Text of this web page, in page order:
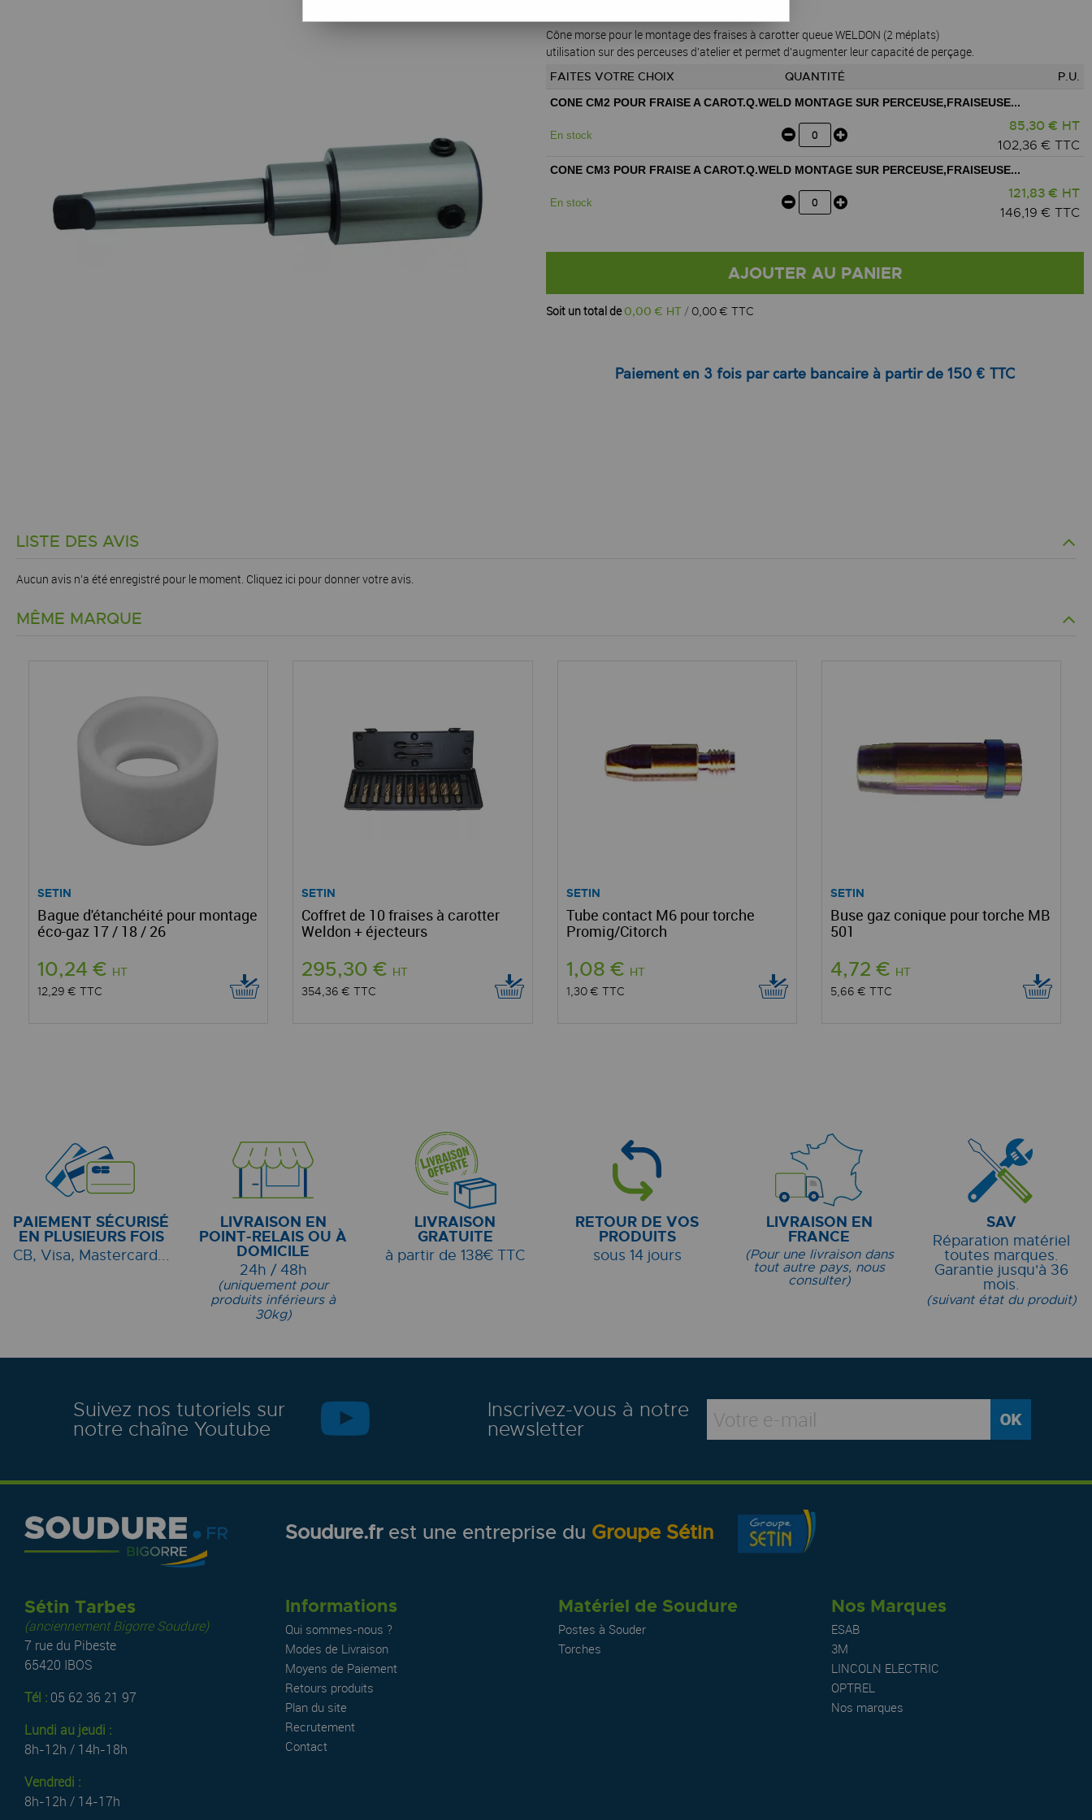
Réf. :4591
Cône morse pour le montage des fraises à carotter queue WELDON (2 méplats)
utilisation sur des perceuses d'atelier et permet d'augmenter leur capacité de perçage.
FAITES VOTRE CHOIX QUANTITÉ P.U.
CONE CM2 POUR FRAISE A CAROT.Q.WELD MONTAGE SUR PERCEUSE,FRAISEUSE...
En stock
85,30 € HT
102,36 € TTC
CONE CM3 POUR FRAISE A CAROT.Q.WELD MONTAGE SUR PERCEUSE,FRAISEUSE...
En stock
121,83 € HT
146,19 € TTC
AJOUTER AU PANIER
Soit un total de0,00 € HT 0,00€ TTC
Paiement en 3 fois par carte bancaire à partir de 150 € TTC
LISTE DES AVIS
Aucun avis n'a été enregistré pour le moment. Cliquez ici pour donner votre avis.
MÊME MARQUE
SETIN
Bague d'étanchéité pour montage
éco-gaz 17 / 18 / 26
10,24 € HT
12,29 € TTC
SETIN
Coffret de 10 fraises à carotter
Weldon + éjecteurs
295,30 € HT
354,36 €TTC
SETIN
Tube contact M6 pour torche
Promig/Citorch
1,08 € HT
1,30 € TTC
SETIN
Buse gaz conique pour torche MB
501
4,72 € HT
5,66 € TTC
PAIEMENT SÉCURISÉ
EN PLUSIEURS FOIS
CB, Visa, Mastercard...
LIVRAISON EN
POINT-RELAIS OU À
DOMICILE
24h / 48h
(uniquement pour
produits inférieurs à
30kg)
LIVRAISON
GRATUITE
à partir de 138€ TTC
RETOUR DE VOS
PRODUITS
sous 14 jours
LIVRAISON EN
FRANCE
(Pour une livraison dans
tout autre pays, nous
consulter)
SAV
Réparation matériel
toutes marques.
Garantie jusqu'à 36
mois.
(suivant état du produit)
Suivez nos tutoriels sur
notre chaîne Youtube
Inscrivez-vous à notre
newsletter
Soudure.frest une entreprise du Groupe Sétin
Sétin Tarbes
(anciennement Bigorre Soudure)
7 rue du Pibeste
65420 IBOS
Tél : 05 62 36 21 97
Lundi au jeudi :
8h-12h / 14h-18h
Vendredi :
8h-12h / 14-17h
Informations
Qui sommes-nous ?
Modes de Livraison
Moyens de Paiement
Retours produits
Plan du site
Recrutement
Contact
Matériel de Soudure
Postes à Souder
Torches
Nos Marques
ESAB
3M
LINCOLN ELECTRIC
OPTREL
Nos marques